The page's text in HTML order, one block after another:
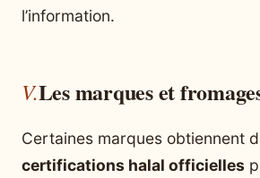
l’information.
Les marques et
Certaines marques obtiennent
certifications halal officielles